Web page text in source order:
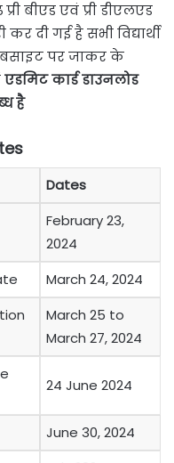
बीएड एवं प्री डीएलएड
दी गई है सभी विद्यार्थी
पर जाकर के
एडमिट कार्ड डाउनलोड
है
Dates
February 23,
2024
March 24, 2024
March 25 to
March 27, 2024
24 June 2024
June 30, 2024